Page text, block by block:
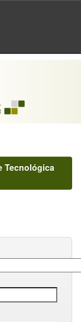
Tecnológica